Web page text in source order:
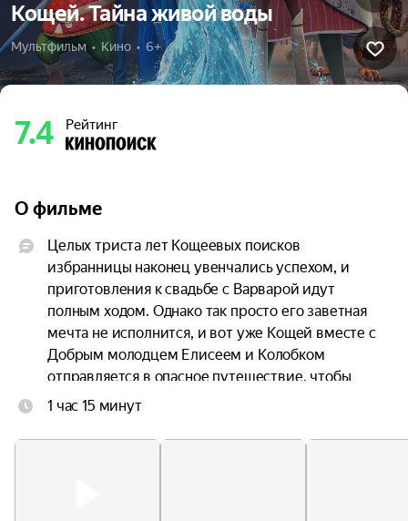
Кощей. Тайна живой воды
Мультфильм  •  Кино  •  6+
7.4 Рейтинг
О фильме
Целых триста лет Кощеевых поисков
избранницы наконец увенчались успехом, и
приготовления к свадьбе с Варварой идут
полным ходом. Однако так просто его заветная
мечта не исполнится, и вот уже Кощей вместе с
Добрым молодцем Елисеем и Колобком
отправляется в опасное путешествие, чтобы
спасти любимую.
1 час 15 минут